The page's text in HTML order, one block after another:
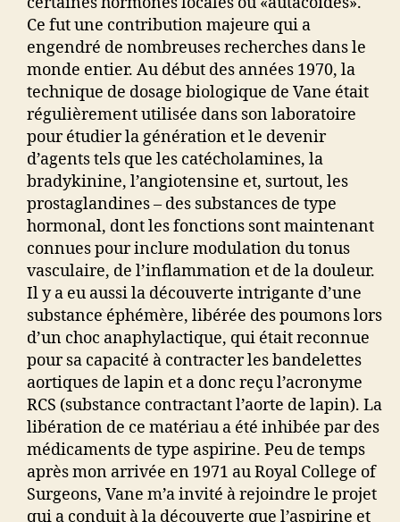
Ce fut une contribution majeure qui a
engendré de nombreuses recherches dans le
monde entier. Au début des années 1970, la
technique de dosage biologique de Vane était
régulièrement utilisée dans son laboratoire
pour étudier la génération et le devenir
d’agents tels que les catécholamines, la
bradykinine, l’angiotensine et, surtout, les
prostaglandines – des substances de type
hormonal, dont les fonctions sont maintenant
connues pour inclure modulation du tonus
vasculaire, de l’inflammation et de la douleur.
Il y a eu aussi la découverte intrigante d’une
substance éphémère, libérée des poumons lors
d’un choc anaphylactique, qui était reconnue
pour sa capacité à contracter les bandelettes
aortiques de lapin et a donc reçu l’acronyme
RCS (substance contractant l’aorte de lapin). La
libération de ce matériau a été inhibée par des
médicaments de type aspirine. Peu de temps
après mon arrivée en 1971 au Royal College of
Surgeons, Vane m’a invité à rejoindre le projet
qui a conduit à la découverte que l’aspirine et